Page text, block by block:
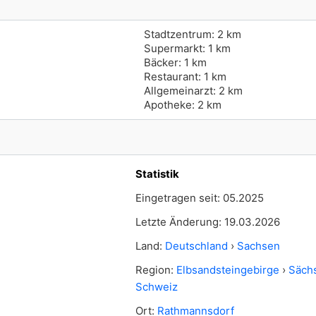
Stadtzentrum: 2 km
Supermarkt: 1 km
Bäcker: 1 km
Restaurant: 1 km
Allgemeinarzt: 2 km
Apotheke: 2 km
Statistik
Eingetragen seit: 05.2025
Letzte Änderung: 19.03.2026
Land: Deutschland › Sachsen
Region: Elbsandsteingebirge ›
Schweiz
Ort: Rathmannsdorf